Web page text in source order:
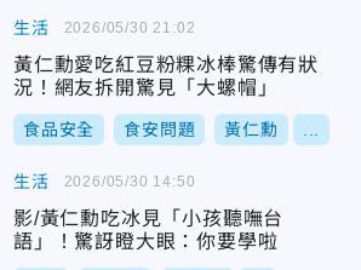
生活
黃仁勳愛吃紅豆粉粿冰棒驚傳有狀
況！網友拆開驚見「大螺帽」
食品安全 食安問題 黃仁勳
2026/05/30 21:02
生活
影/黃仁勳吃冰見「小孩聽嘸台
語」！驚訝瞪大眼：你要學啦
2026/05/30 14:50